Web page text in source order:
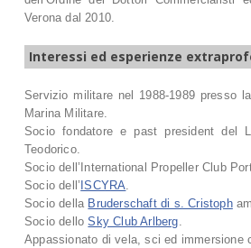
Verona dal 2010.
Interessi ed esperienze
Servizio militare nel 1988-1989 presso
Marina Militare.
Socio fondatore e past president del
Teodorico.
Socio dell’International Propeller Club
Socio dell’ ISCYRA.
Socio della Bruderschaft di s. Cristoph
Socio delloSky Club Arlberg.
Appassionato di vela, sci ed immersione